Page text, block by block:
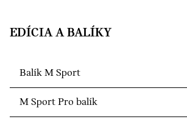
EDÍCIA A BALÍKY
Balík M Sport
M Sport Pro balík